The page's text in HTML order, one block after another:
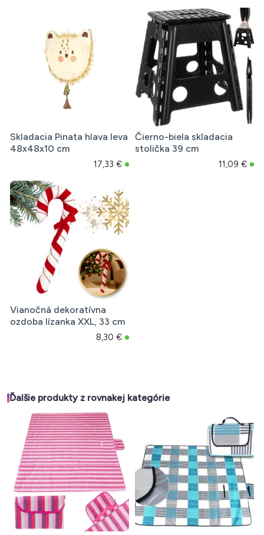
Skladacia Pinata hlava leva
48x48x10 cm
17,33 €
Čierno-biela skladacia
stolička 39 cm
11,09 €
Vianočná dekoratívna
ozdoba lízanka XXL, 33 cm
8,30 €
Ďalšie produkty z rovnakej kategórie